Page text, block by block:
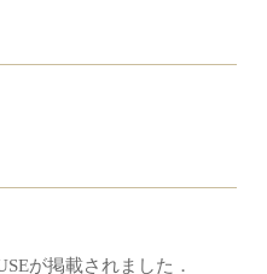
が掲載されました．